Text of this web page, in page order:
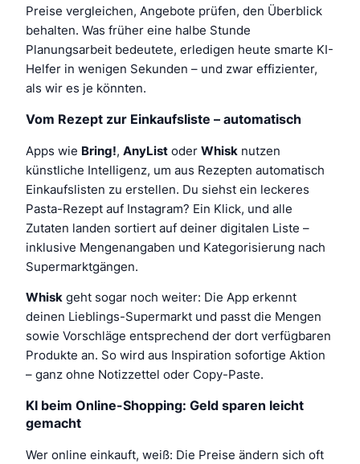
Preise vergleichen, Angebote prüfen, den Überblick
behalten. Was früher eine halbe Stunde
Planungsarbeit bedeutete, erledigen heute smarte KI-
Helfer in wenigen Sekunden – und zwar effizienter,
als wir es je könnten.
Vom Rezept zur Einkaufsliste – automatisch
Apps wie Bring!, AnyList oder Whisk nutzen
künstliche Intelligenz, um aus Rezepten automatisch
Einkaufslisten zu erstellen. Du siehst ein leckeres
Pasta-Rezept auf Instagram? Ein Klick, und alle
Zutaten landen sortiert auf deiner digitalen Liste –
inklusive Mengenangaben und Kategorisierung nach
Supermarktgängen.
Whisk geht sogar noch weiter: Die App erkennt
deinen Lieblings-Supermarkt und passt die Mengen
sowie Vorschläge entsprechend der dort verfügbaren
Produkte an. So wird aus Inspiration sofortige Aktion
– ganz ohne Notizzettel oder Copy-Paste.
KI beim Online-Shopping: Geld sparen leicht
gemacht
Wer online einkauft, weiß: Die Preise ändern sich oft